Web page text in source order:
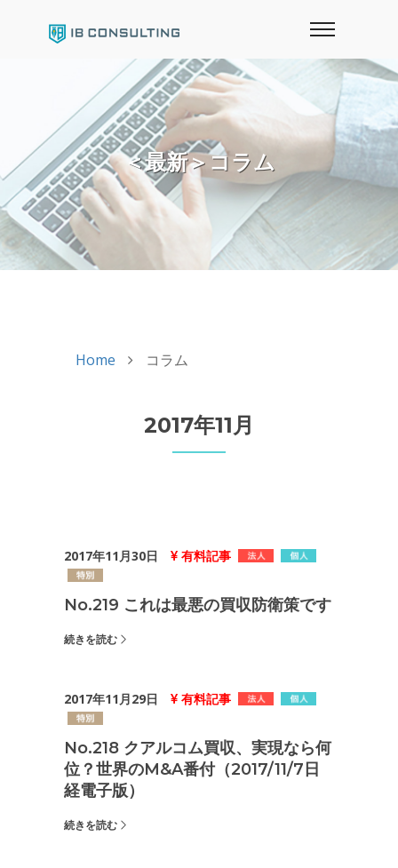
＜最新＞コラム
Home コラム
2017年11月
2017年11月30日 有料記事
No.219 これは最悪の買収防衛策です
続きを読む
2017年11月29日 有料記事
No.218 クアルコム買収、実現なら何
位？世界のM&A番付（2017/11/7日
経電子版）
続きを読む